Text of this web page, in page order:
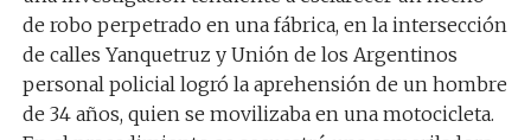
de robo perpetrado en una fábrica, en la intersección
de calles Yanquetruz y Unión de los Argentinos
personal policial logró la aprehensión de un hombre
de 34 años, quien se movilizaba en una motocicleta.